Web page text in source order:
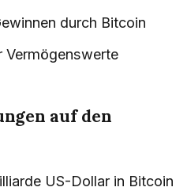
durch Bitcoin
Vermögenswerte
auf den
US-Dollar in Bitcoin